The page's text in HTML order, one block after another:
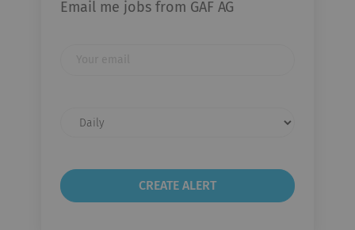
Email me jobs from GAF AG
frequency